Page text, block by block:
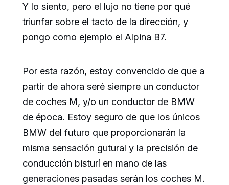
Y lo siento, pero el lujo no tiene por qué
triunfar sobre el tacto de la dirección, y
pongo como ejemplo el Alpina B7.
Por esta razón, estoy convencido de que a
partir de ahora seré siempre un conductor
de coches M, y/o un conductor de BMW
de época. Estoy seguro de que los únicos
BMW del futuro que proporcionarán la
misma sensación gutural y la precisión de
conducción bisturí en mano de las
generaciones pasadas serán los coches M.